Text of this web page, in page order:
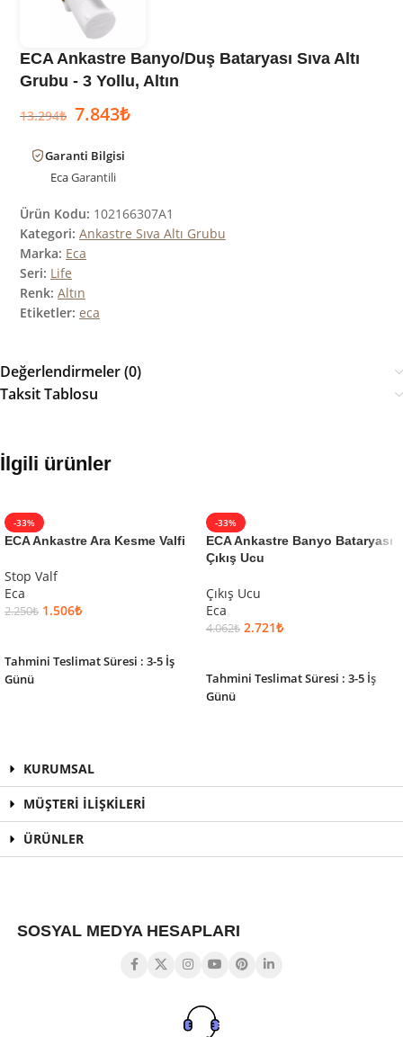
ECA Ankastre Banyo/Duş Bataryası Sıva Altı
Grubu - 3 Yollu, Altın
13.294₺ 7.843₺
Garanti Bilgisi
EcaGarantili
Ürün Kodu: 102166307A1
Kategori: Ankastre Sıva Altı Grubu
Marka: Eca
Seri: Life
Renk: Altın
Etiketler: eca
Değerlendirmeler (0)
Taksit Tablosu
İlgili ürünler
-33%
ECA Ankastre Ara Kesme Valfi
Stop Valf
Eca
2.250₺ 1.506₺
Tahmini Teslimat Süresi : 3-5 İş
Günü
-33%
ECA Ankastre Banyo Bataryası
Çıkış Ucu
Çıkış Ucu
Eca
4.062₺ 2.721₺
Tahmini Teslimat Süresi : 3-5 İş
Günü
KURUMSAL
MÜŞTERİ İLİŞKİLERİ
ÜRÜNLER
SOSYAL MEDYA HESAPLARI